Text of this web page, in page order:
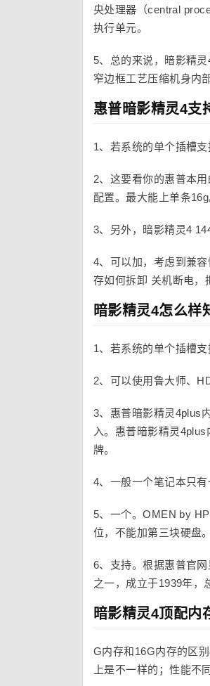
央处理器（central
执行单元。
5、总的来说，暗影精
窄边框工艺压缩机身内
惠普暗影精灵4支
1、若系统的单个插槽
2、这要看你的惠普本
配置。最大能上单条16g
3、另外，暗影精灵4
4、可以加，考虑到兼
存如何拆卸 关机断电，
暗影精灵4怎么样
1、若系统的单个插槽
2、可以使用鲁大师、
3、惠普暗影精灵4plus
入。惠普暗影精灵
牌。
4、一般一个笔记本只
5、一个。OMEN by
位，不能加第三块硬盘
6、支持。根据惠普官
之一，成立于1939年，
暗影精灵4顶配内
G内存和16G内存的区
上是不一样的；性能不